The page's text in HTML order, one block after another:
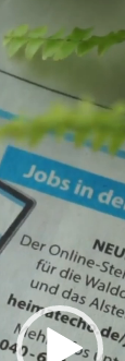
Player